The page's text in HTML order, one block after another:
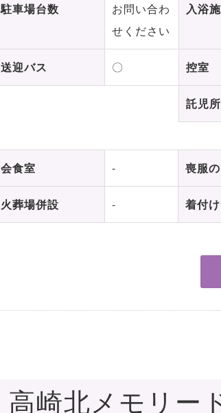
駐車場台数
お問い合わ
せください
入浴
送迎バス 〇 控室
託児所
会食室 - 喪服
火葬場併設 - 着付
高崎北メモリー